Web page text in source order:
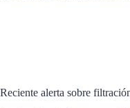
Reciente alerta sobre